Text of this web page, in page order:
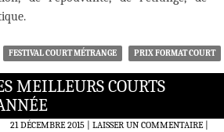
FESTIVAL COURT MÉTRANGE PRIX FORMAT COURT
MEILLEURS COURTS
21 DÉCEMBRE 2015 LAISSER UN COMMENTAIRE|